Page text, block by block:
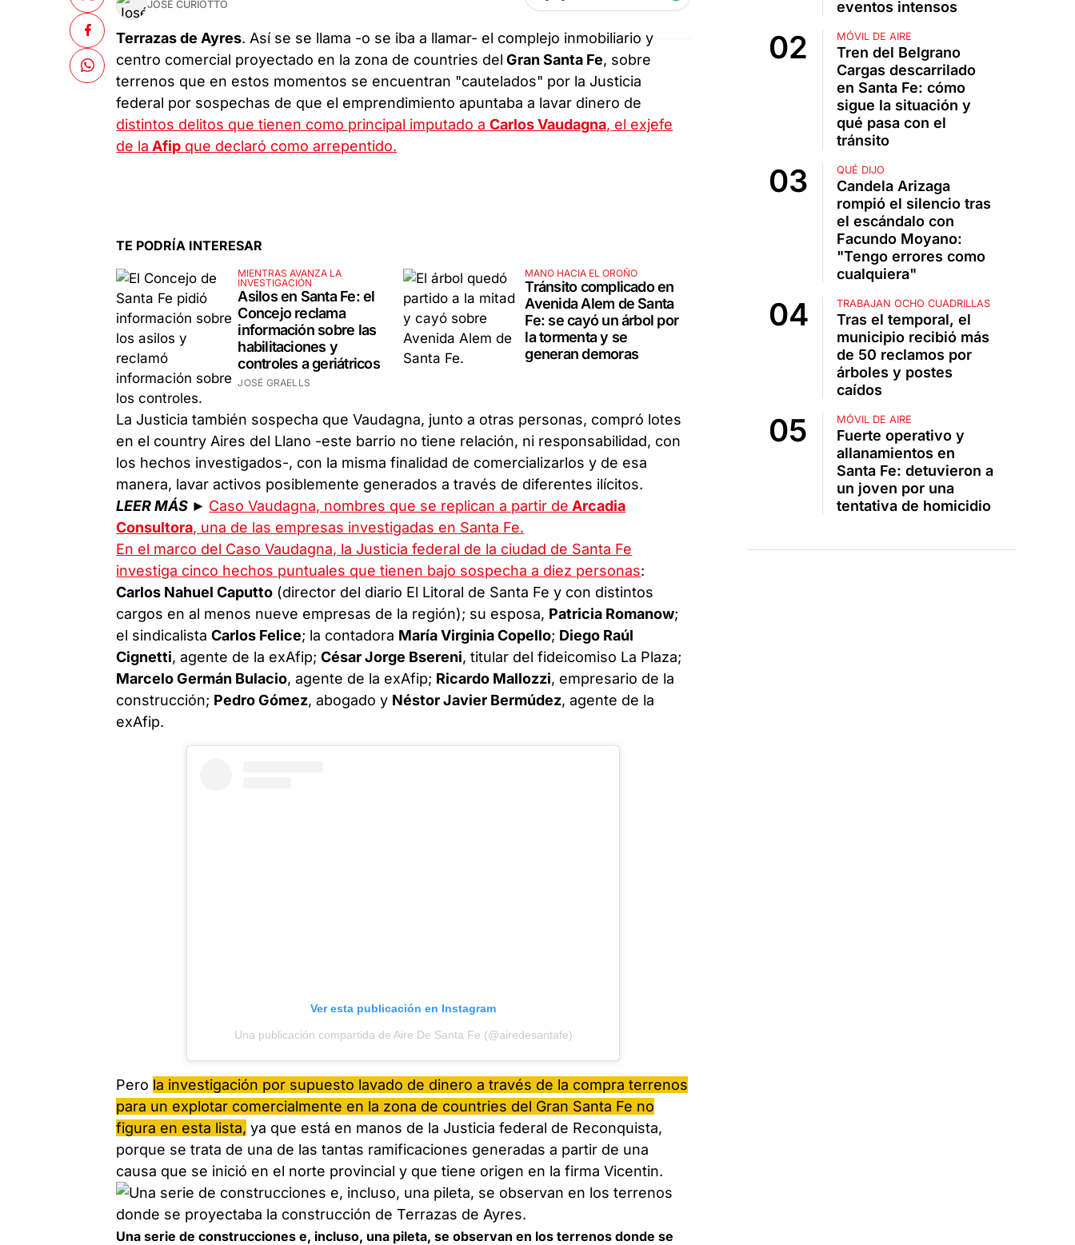
JOSÉ CURIOTTO
Terrazas de Ayres. Así se se llama -o se iba a llamar- el complejo inmobiliario y
centro comercial proyectado en la zona de countries del Gran Santa Fe, sobre
terrenos que en estos momentos se encuentran "cautelados" por la Justicia
federal por sospechas de que el emprendimiento apuntaba a lavar dinero de
distintos delitos que tienen como principal imputado aCarlos Vaudagna, el exjefe
de la Afip que declaró como arrepentido.
TE PODRÍA INTERESAR
MIENTRAS AVANZA LA
INVESTIGACIÓN
Asilos en Santa Fe: el
Concejo reclama
información sobre las
habilitaciones y
controles a geriátricos
JOSÉ GRAELLS
MANO HACIA EL OROÑO
Tránsito complicado en
Avenida Alem de Santa
Fe: se cayó un árbol por
la tormenta y se
generan demoras
La Justicia también sospecha que Vaudagna, junto a otras personas, compró lotes
en el country Aires del Llano -este barrio no tiene relación, ni responsabilidad, con
los hechos investigados-, con la misma finalidad de comercializarlos y de esa
manera, lavar activos posiblemente generados a través de diferentes ilícitos.
LEER MÁS ► Caso Vaudagna, nombres que se replican a partir de Arcadia
Consultora, una de las empresas investigadas en Santa Fe.
En el marco del Caso Vaudagna, la Justicia federal de la ciudad de Santa Fe
investiga cinco hechos puntuales que tienen bajo sospecha a diez personas:
Carlos Nahuel Caputto (director del diario El Litoral de Santa Fe y con distintos
cargos en al menos nueve empresas de la región); su esposa, Patricia Romanow;
el sindicalistaCarlos Felice; la contadora María Virginia Copello; Diego Raúl
Cignetti, agente de la exAfip;César Jorge Bsereni, titular del fideicomiso La Plaza;
Marcelo Germán Bulacio, agente de la exAfip; Ricardo Mallozzi, empresario de la
construcción; Pedro Gómez, abogado y Néstor Javier Bermúdez, agente de la
exAfip.
Ver esta publicación en Instagram
Una publicación compartida de Aire De Santa Fe (@airedesantafe)
Pero la investigación por supuesto lavado de dinero a través de la compra terrenos
para un explotar comercialmente en la zona de countries del Gran Santa Fe no
figura en esta lista, ya que está en manos de la Justicia federal de Reconquista,
porque se trata de una de las tantas ramificaciones generadas a partir de una
causa que se inició en el norte provincial y que tiene origen en la firma Vicentin.
Una serie de construcciones e, incluso, una pileta, se observan en los terrenos donde se
eventos intensos
MÓVIL DE AIRE
Tren del Belgrano
Cargas descarrilado
en Santa Fe: cómo
sigue la situación y
qué pasa con el
tránsito
QUÉ DIJO
Candela Arizaga
rompió el silencio tras
el escándalo con
Facundo Moyano:
"Tengo errores como
cualquiera"
TRABAJAN OCHO CUADRILLAS
Tras el temporal, el
municipio recibió más
de 50 reclamos por
árboles y postes
caídos
MÓVIL DE AIRE
Fuerte operativo y
allanamientos en
Santa Fe: detuvieron a
un joven por una
tentativa de homicidio